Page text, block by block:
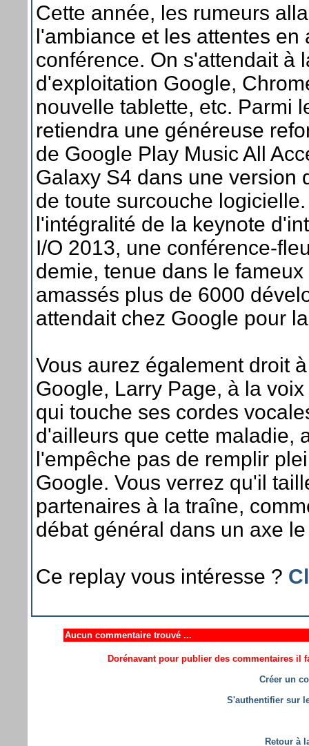
Cette année, les rumeurs
l'ambiance et les attentes
conférence. On s'attendait à
d'exploitation Google,
nouvelle tablette, etc. Parmi
retiendra une généreuse
de Google Play Music All
Galaxy S4 dans une version
de toute surcouche
l'intégralité de la keynote
I/O 2013, une conférence-
demie, tenue dans le
amassés plus de 6000
attendait chez Google pour
Vous aurez également droit
Google, Larry Page, à la
qui touche ses cordes
d'ailleurs que cette maladie,
l'empêche pas de remplir
Google. Vous verrez qu'il
partenaires à la traîne,
débat général dans un axe
Ce replay vous intéresse ?
Aucun commentaire trouvé ...
Dorénavant pour publier des commentaires il
Créer un
S'authentifier sur
Retour à